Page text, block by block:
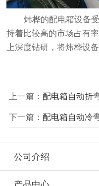
炜桦的配电箱设备受
持着比较高的市场占有
上深度钻研，将炜桦设
上一篇： 配电箱自动折
下一篇： 配电箱自动冷
公司介绍